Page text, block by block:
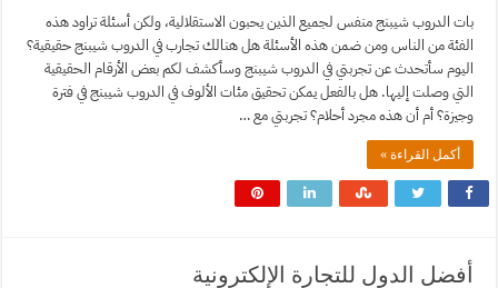
بات الدروب شيبنج منفس لجميع الذين يحبون الاستقلالية، ولكن أسئلة تراود هذه
الفئة من الناس ومن ضمن هذه الأسئلة هل هنالك تجارب في الدروب شيبنج حقيقية؟
اليوم سأتحدث عن تجربتي في الدروب شيبنج وسأكشف لكم بعض الأرقام الحقيقية
التي وصلت إليها. هل بالفعل يمكن تحقيق مئات الألوف في الدروب شيبنج في فترة
وجيزة؟ أم أن هذه مجرد أحلام؟ تجربتي مع …
أكمل القراءة »
أفضل الدول للتجارة الإلكترونية